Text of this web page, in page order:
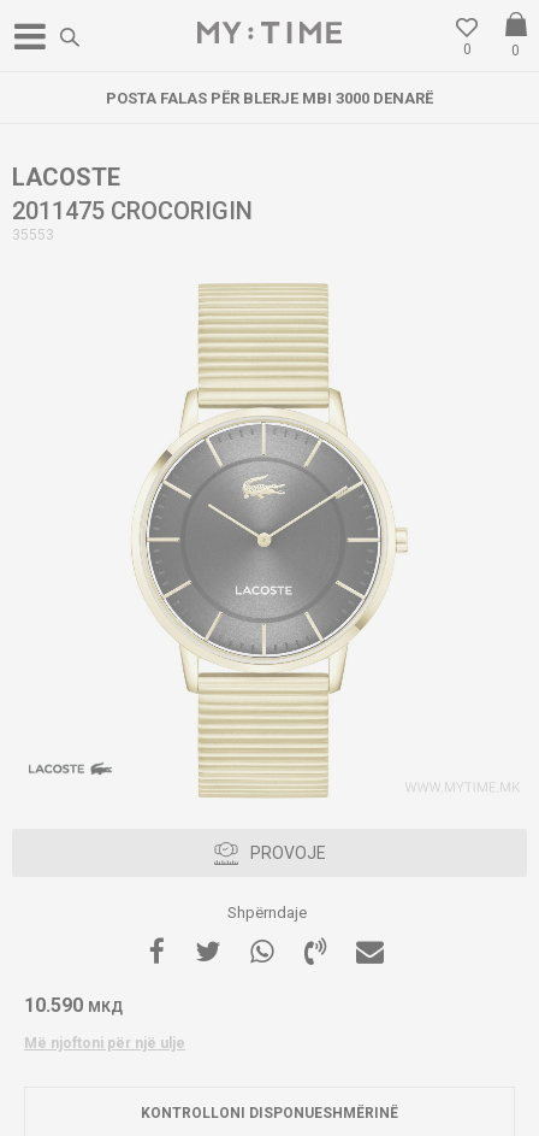
0
0
POSTA FALAS PËR BLERJE MBI 3000 DENARË
LACOSTE
2011475 CROCORIGIN
35553
PROVOJE
Shpërndaje
10.590 МКД
Më njoftoni për një ulje
KONTROLLONI DISPONUESHMËRINË